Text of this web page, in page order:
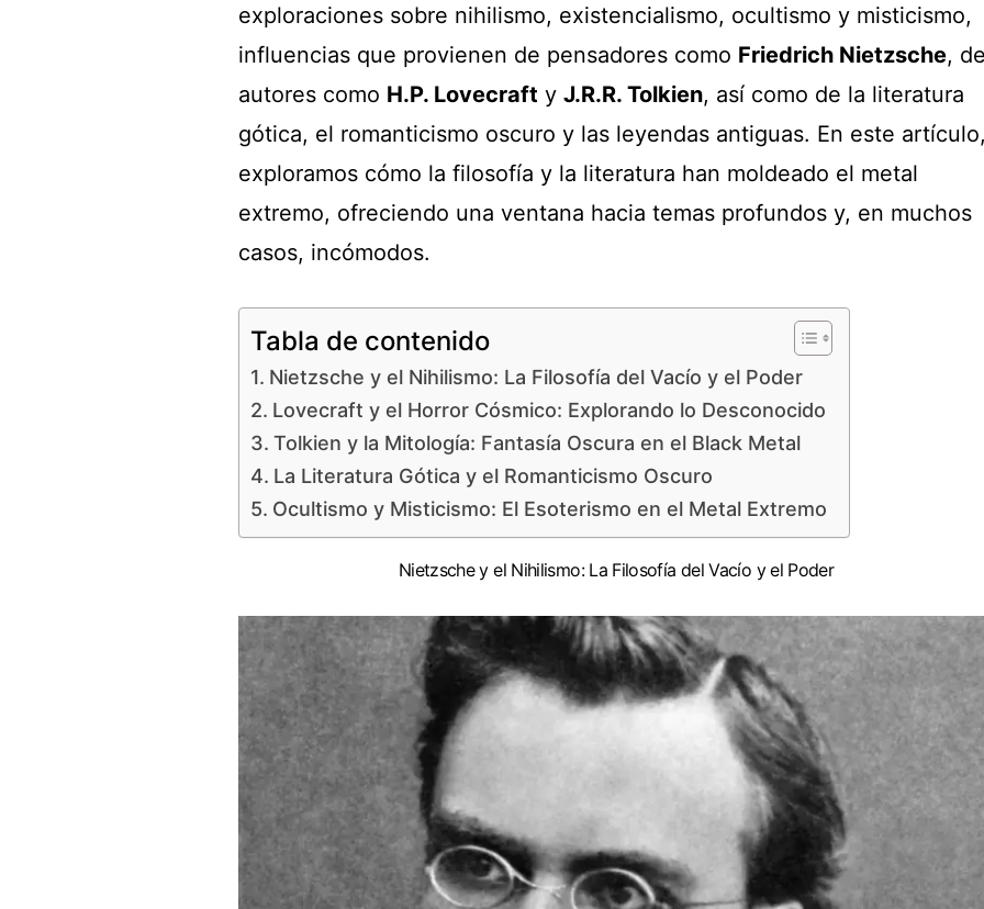
exploraciones sobre nihilismo, existencialismo, ocultismo y misticismo,
influencias que provienen de pensadores como Friedrich Nietzsche,
autores como H.P. Lovecraft y J.R.R. Tolkien, así como de la literatura
gótica, el romanticismo oscuro y las leyendas antiguas. En este
exploramos cómo la filosofía y la literatura han moldeado el metal
extremo, ofreciendo una ventana hacia temas profundos y, en muchos
casos, incómodos.
Tabla de contenido
Nietzsche y el Nihilismo: La Filosofía del Vacío y el Poder
Lovecraft y el Horror Cósmico: Explorando lo Desconocido
Tolkien y la Mitología: Fantasía Oscura en el Black Metal
La Literatura Gótica y el Romanticismo Oscuro
Ocultismo y Misticismo: El Esoterismo en el Metal Extremo
Nietzsche y el Nihilismo: La Filosofía del Vacío y el Poder